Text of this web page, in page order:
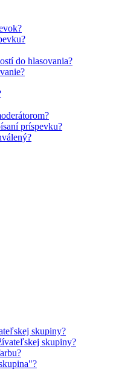
do hlasovania?
príspevku?
skupiny?
skupiny?